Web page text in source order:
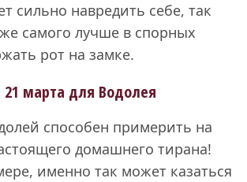
сильно навредить себе, так
самого лучше в спорных
рот на замке.
21 марта для Водолея
способен примерить на
домашнего тирана!
именно так может казаться